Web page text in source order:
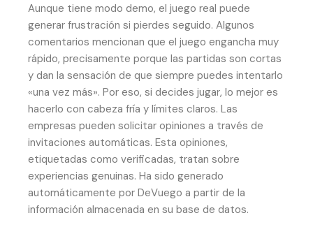
Aunque tiene modo demo, el juego real puede
generar frustración si pierdes seguido. Algunos
comentarios mencionan que el juego engancha muy
rápido, precisamente porque las partidas son cortas
y dan la sensación de que siempre puedes intentarlo
«una vez más». Por eso, si decides jugar, lo mejor es
hacerlo con cabeza fría y límites claros. Las
empresas pueden solicitar opiniones a través de
invitaciones automáticas. Esta opiniones,
etiquetadas como verificadas, tratan sobre
experiencias genuinas. Ha sido generado
automáticamente por DeVuego a partir de la
información almacenada en su base de datos.